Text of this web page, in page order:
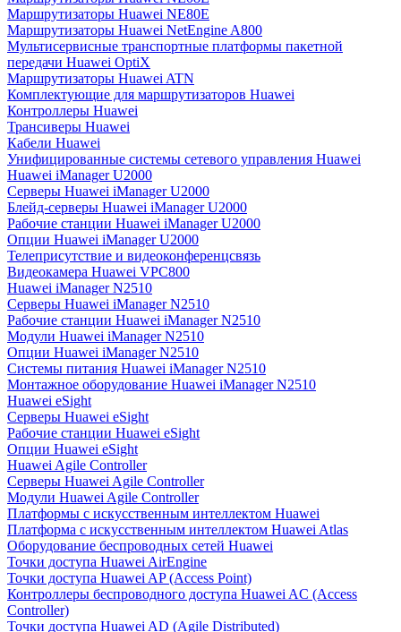
Маршрутизаторы Huawei NE80E
Маршрутизаторы Huawei NetEngine A800
Мультисервисные транспортные платформы пакетной
передачи Huawei OptiX
Маршрутизаторы Huawei ATN
Комплектующие для маршрутизаторов Huawei
Контроллеры Huawei
Трансиверы Huawei
Кабели Huawei
Унифицированные системы сетевого управления Huawei
Huawei iManager U2000
Серверы Huawei iManager U2000
Блейд-серверы Huawei iManager U2000
Рабочие станции Huawei iManager U2000
Опции Huawei iManager U2000
Телеприсутствие и видеоконференцсвязь
Видеокамера Huawei VPC800
Huawei iManager N2510
Серверы Huawei iManager N2510
Рабочие станции Huawei iManager N2510
Модули Huawei iManager N2510
Опции Huawei iManager N2510
Системы питания Huawei iManager N2510
Монтажное оборудование Huawei iManager N2510
Huawei eSight
Серверы Huawei eSight
Рабочие станции Huawei eSight
Опции Huawei eSight
Huawei Agile Controller
Серверы Huawei Agile Controller
Модули Huawei Agile Controller
Платформы с искусственным интеллектом Huawei
Платформа с искусственным интеллектом Huawei Atlas
Оборудование беспроводных сетей Huawei
Точки доступа Huawei AirEngine
Точки доступа Huawei AP (Access Point)
Контроллеры беспроводного доступа Huawei AC (Access
Controller)
Точки доступа Huawei AD (Agile Distributed)